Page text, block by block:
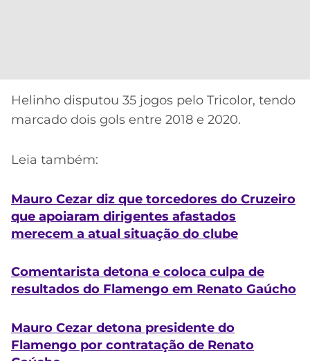
Helinho disputou 35 jogos pelo Tricolor, tendo
marcado dois gols entre 2018 e 2020.
Leia também:
Mauro Cezar diz que torcedores do Cruzeiro
que apoiaram dirigentes afastados
merecem a atual situação do clube
Comentarista detona e coloca culpa de
resultados do Flamengo em Renato Gaúcho
Mauro Cezar detona presidente do
Flamengo por contratação de Renato